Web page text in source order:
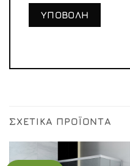
ΣΧΕΤΙΚΆ ΠΡΟΪΌΝΤΑ